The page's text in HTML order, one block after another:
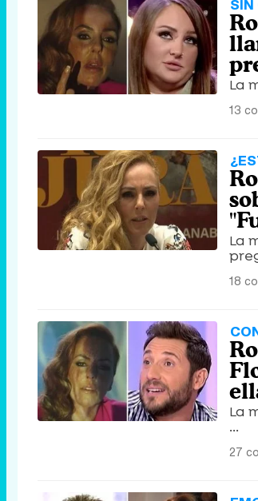
SIN
La
13
La
18
La
...
27